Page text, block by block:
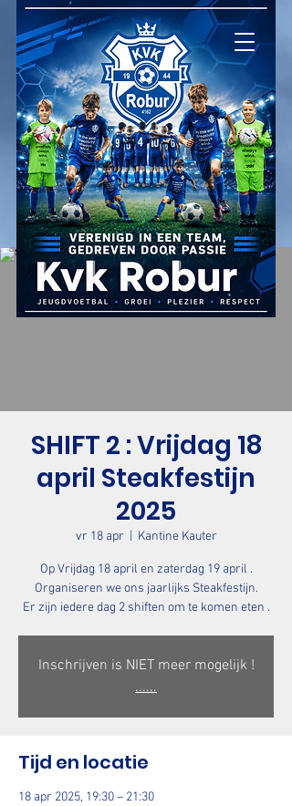
SHIFT 2 : Vrijdag 18
april Steakfestijn
2025
vr 18 apr Kantine Kauter
Op Vrijdag 18 april en zaterdag 19 april .
Organiseren we ons jaarlijks Steakfestijn.
Er zijn iedere dag 2 shiften om te komen eten .
Inschrijven is NIET meer mogelijk !
......
Tijd en locatie
18 apr 2025, 19:30 – 21:30